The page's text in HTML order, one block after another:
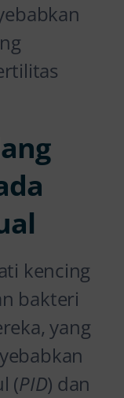
kencing
bakteri
yang
(PID) dan